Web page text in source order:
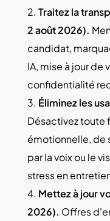
Traitez la
2 août 2026).
candidat,
IA, mise à jour
confidentialité
Éliminez les
Désactivez toute
émotionnelle, de
par la voix ou le
stress en
Mettez à jour
2026). Offres